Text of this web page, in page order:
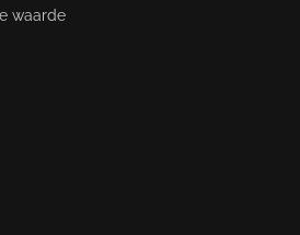
waarde